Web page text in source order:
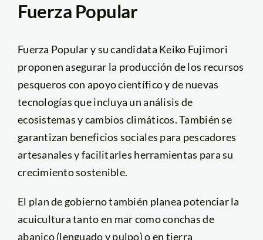
Fuerza Popular
Fuerza Popular y su candidata Keiko Fujimori
proponen asegurar la producción de los recursos
pesqueros con apoyo científico y de nuevas
tecnologías que incluya un análisis de
ecosistemas y cambios climáticos. También se
garantizan beneficios sociales para pescadores
artesanales y facilitarles herramientas para su
crecimiento sostenible.
El plan de gobierno también planea potenciar la
acuicultura tanto en mar como conchas de
abanico (lenguado y pulpo) o en tierra